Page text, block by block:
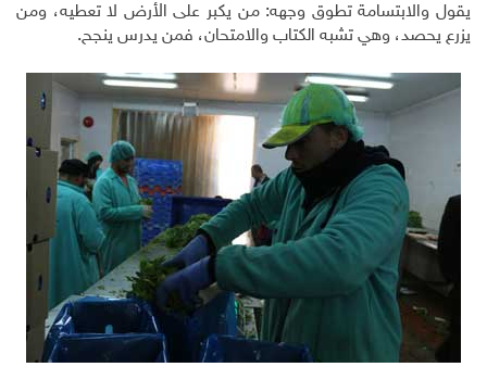
يقول والابتسامة تطوق وجهه: من يكبر على الأرض لا تعطيه، ومن
يزرع يحصد، وهي تشبه الكتاب والامتحان، فمن يدرس ينجح.